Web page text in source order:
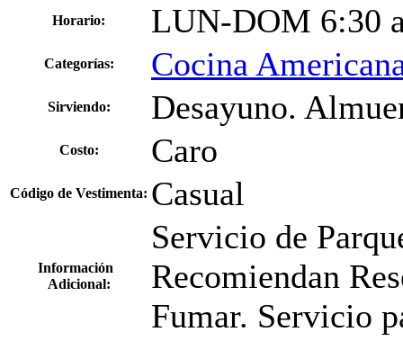
Horario: LUN-DOM 6:30
Categorías: Cocina
Sirviendo: Desayuno.
Costo: Caro
Código de Vestimenta: Casual
Información
Adicional:
Servicio de
Recomiendan
Fumar. Servicio